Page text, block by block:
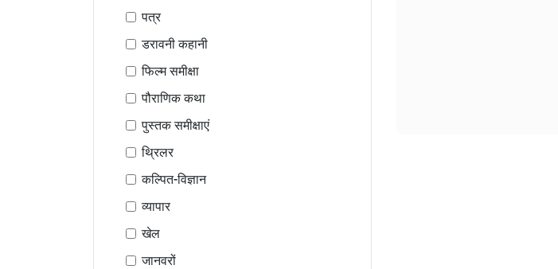
पत्र
डरावनी कहानी
फिल्म समीक्षा
पौराणिक कथा
पुस्तक समीक्षाएं
थ्रिलर
कल्पित-विज्ञान
व्यापार
खेल
जानवरों